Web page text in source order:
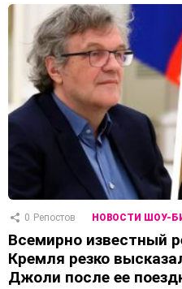
0 Репостов НОВОСТИ ШОУ-
Всемирно известный
Кремля резко
Джоли после ее